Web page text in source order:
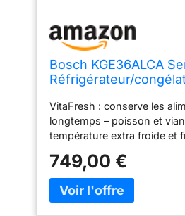
Bosch KGE36ALCA
Réfrigérateur/
inox/partie
congélateur 95
l/
VitaFresh : conserve les
longtemps – poisson et
température extra froide et
: plaques de verre
chargement et un
une vue d'ensemble
749,00 €